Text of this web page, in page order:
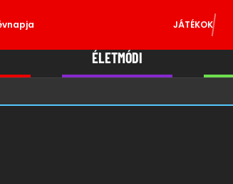
JÁTÉKOK
ÉLETMÓDI